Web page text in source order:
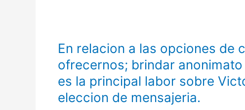
En relacion a las opciones de
ofrecernos; brindar
es la principal labor sobre
eleccion de mensajeria.
En
relacion
a
las
opciones
de